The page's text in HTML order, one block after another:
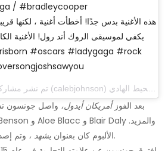
/ #bradleycooper
يكفي لموسيقى الروك أند رول! الأغنية
تم نشر
بعد الفوزأمريكان أيدول، واصل جونسون
الألبوم كان بعنوان يشهد ،
وتم إصداره في 12 أغسطس 2014.